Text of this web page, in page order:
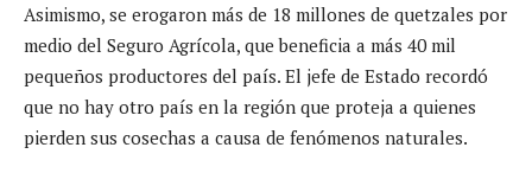
Asimismo, se erogaron más de 18 millones de quetzales por
medio del Seguro Agrícola, que beneficia a más 40 mil
pequeños productores del país. El jefe de Estado recordó
que no hay otro país en la región que proteja a quienes
pierden sus cosechas a causa de fenómenos naturales.